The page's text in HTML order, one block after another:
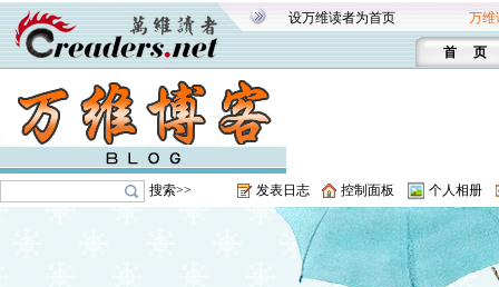
设万维读者为首页 万维
首 页
搜索>> 发表日志 控制面板 个人相册